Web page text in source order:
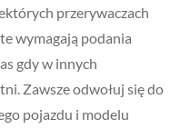
przerywaczach
wymagają podania
gdy w innych
Zawsze odwołuj się do
pojazdu i modelu